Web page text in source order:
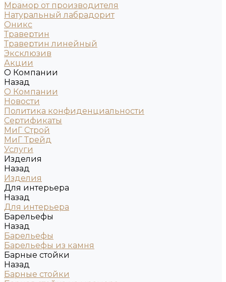
Мрамор от производителя
Натуральный лабрадорит
Оникс
Травертин
Травертин линейный
Эксклюзив
Акции
О Компании
Назад
О Компании
Новости
Политика конфиденциальности
Сертификаты
МиГ Строй
МиГ Трейд
Услуги
Изделия
Назад
Изделия
Для интерьера
Назад
Для интерьера
Барельефы
Назад
Барельефы
Барельефы из камня
Барные стойки
Назад
Барные стойки